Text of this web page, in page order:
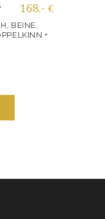
168.- €
BEINE,
+